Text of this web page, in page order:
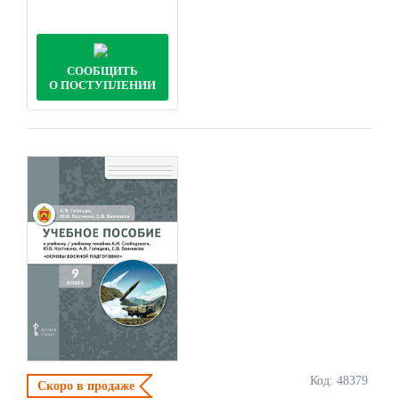
СООБЩИТЬ
О ПОСТУПЛЕНИИ
Код: 48379
Скоро в продаже